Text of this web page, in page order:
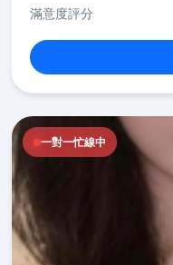
滿意度評分
一對一忙線中